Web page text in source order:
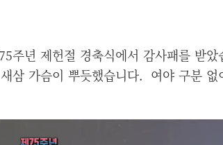
주년 제헌절 경축식에서 감사패를 받
삼 가슴이 뿌듯했습니다. 여야 구분